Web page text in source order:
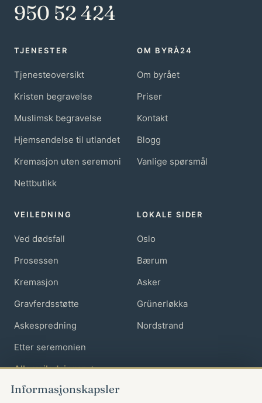
950 52 424
TJENESTER
Tjenesteoversikt
Kristen begravelse
Muslimsk begravelse
Hjemsendelse til utlandet
Kremasjon uten seremoni
Nettbutikk
OM BYRÅ24
Om byrået
Priser
Kontakt
Blogg
Vanlige spørsmål
VEILEDNING
Ved dødsfall
Prosessen
Kremasjon
Gravferdsstøtte
Askespredning
Etter seremonien
Alle veiledninger →
LOKALE SIDER
Oslo
Bærum
Asker
Grünerløkka
Nordstrand
Informasjonskapsler